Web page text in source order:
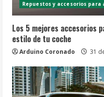
Repuestos y accesorios para
Los 5 mejores accesorios
estilo de tu coche
Arduino Coronado 31